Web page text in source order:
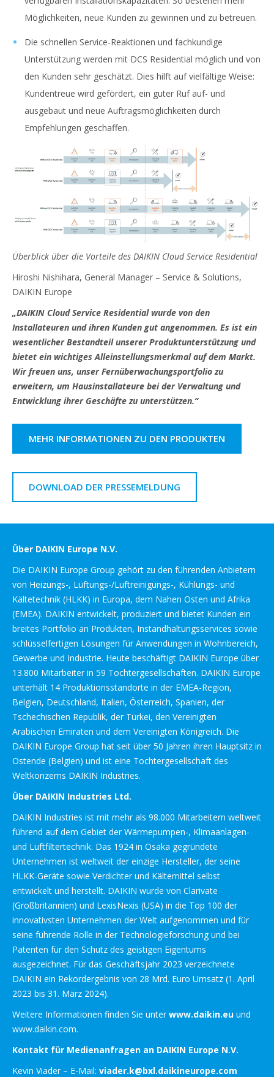
Möglichkeiten, neue Kunden zu gewinnen und zu betreuen.
Die schnellen Service-Reaktionen und fachkundige
Unterstützung werden mit DCS Residential möglich und von
den Kunden sehr geschätzt. Dies hilft auf vielfältige Weise:
Kundentreue wird gefördert, ein guter Ruf auf- und
ausgebaut und neue Auftragsmöglichkeiten durch
Empfehlungen geschaffen.
Überblick über die Vorteile des DAIKIN Cloud Service Residential
Hiroshi Nishihara, General Manager – Service & Solutions,
DAIKIN Europe
„DAIKIN Cloud Service Residential wurde von den
Installateuren und ihren Kunden gut angenommen. Es ist ein
wesentlicher Bestandteil unserer Produktunterstützung und
bietet ein wichtiges Alleinstellungsmerkmal auf dem Markt.
Wir freuen uns, unser Fernüberwachungsportfolio zu
erweitern, um Hausinstallateure bei der Verwaltung und
Entwicklung ihrer Geschäfte zu unterstützen.“
MEHR INFORMATIONEN ZU DEN PRODUKTEN
DOWNLOAD DER PRESSEMELDUNG
Über DAIKIN Europe N.V.
Die DAIKIN Europe Group gehört zu den führenden Anbietern
von Heizungs-, Lüftungs-/Luftreinigungs-, Kühlungs- und
Kältetechnik (HLKK) in Europa, dem Nahen Osten und Afrika
(EMEA). DAIKIN entwickelt, produziert und bietet Kunden ein
breites Portfolio an Produkten, Instandhaltungsservices sowie
schlüsselfertigen Lösungen für Anwendungen in Wohnbereich,
Gewerbe und Industrie. Heute beschäftigt DAIKIN Europe über
13.800 Mitarbeiter in 59 Tochtergesellschaften. DAIKIN Europe
unterhält 14 Produktionsstandorte in der EMEA-Region,
Belgien, Deutschland, Italien, Österreich, Spanien, der
Tschechischen Republik, der Türkei, den Vereinigten
Arabischen Emiraten und dem Vereinigten Königreich. Die
DAIKIN Europe Group hat seit über 50 Jahren ihren Hauptsitz in
Ostende (Belgien) und ist eine Tochtergesellschaft des
Weltkonzerns DAIKIN Industries.
Über DAIKIN Industries Ltd.
DAIKIN Industries ist mit mehr als 98.000 Mitarbeitern weltweit
führend auf dem Gebiet der Wärmepumpen-, Klimaanlagen-
und Luftfiltertechnik. Das 1924 in Osaka gegründete
Unternehmen ist weltweit der einzige Hersteller, der seine
HLKK-Geräte sowie Verdichter und Kältemittel selbst
entwickelt und herstellt. DAIKIN wurde von Clarivate
(Großbritannien) und LexisNexis (USA) in die Top 100 der
innovativsten Unternehmen der Welt aufgenommen und für
seine führende Rolle in der Technologieforschung und bei
Patenten für den Schutz des geistigen Eigentums
ausgezeichnet. Für das Geschäftsjahr 2023 verzeichnete
DAIKIN ein Rekordergebnis von 28 Mrd. Euro Umsatz (1. April
2023 bis 31. März 2024).
Weitere Informationen finden Sie unterwww.daikin.eu und
www.daikin.com.
Kontakt für Medienanfragen an DAIKIN Europe N.V.
Kevin Viader – E-Mail: viader.k@bxl.daikineurope.com